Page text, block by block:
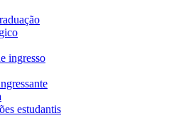
ingresso
estudantis